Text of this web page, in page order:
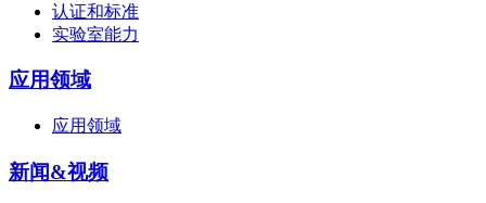
认证和标准
实验室能力
应用领域
应用领域
新闻&视频